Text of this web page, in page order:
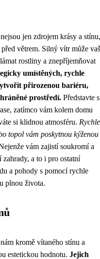
jen zdrojem krásy a stínu,
větrem. Silný vítr může
rostliny a znepříjemňovat
umístěných, rychle
přirozenou bariéru,
prostředí. Představte
zatímco vám kolem domu
si klidnou atmosféru. Rychle
topol vám poskytnou kýženou
vám zajistí soukromí a
a to i pro ostatní
a pohody s pomocí rychle
plnou života.
kromě vítaného stínu a
estetickou hodnotu. Jejich